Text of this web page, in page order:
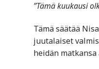
”Tämä kuukausi
Tämä säätää
juutalaiset
heidän